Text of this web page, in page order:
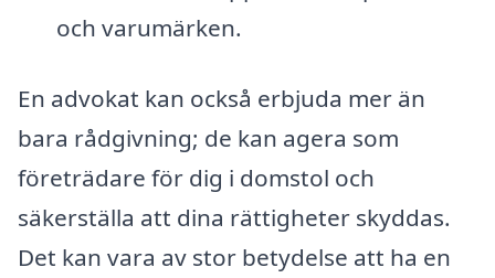
och varumärken.
En advokat kan också erbjuda mer än
bara rådgivning; de kan agera som
företrädare för dig i domstol och
säkerställa att dina rättigheter skyddas.
Det kan vara av stor betydelse att ha en